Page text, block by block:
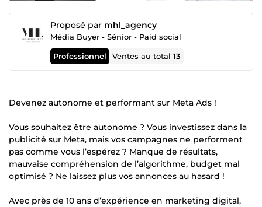
Proposé par mhl_agency
Média Buyer - Sénior - Paid social
Professionnel Ventes au total13
Devenez autonome et performant sur Meta Ads !
Vous souhaitez être autonome ? Vous investissez dans la
publicité sur Meta, mais vos campagnes ne performent
pas comme vous l’espérez ? Manque de résultats,
mauvaise compréhension de l’algorithme, budget mal
optimisé ? Ne laissez plus vos annonces au hasard !
Avec près de 10 ans d’expérience en marketing digital,